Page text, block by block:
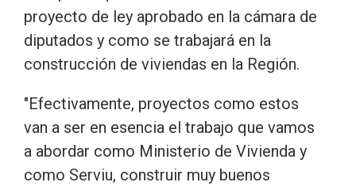
proyecto de ley aprobado en la cámara de
diputados y como se trabajará en la
construcción de viviendas en la Región.
"Efectivamente, proyectos como estos
van a ser en esencia el trabajo que vamos
a abordar como Ministerio de Vivienda y
como Serviu, construir muy buenos